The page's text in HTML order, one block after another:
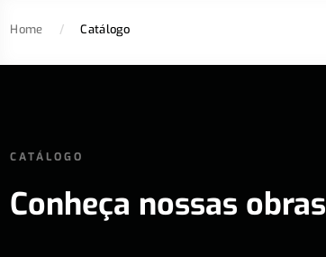
Home / Catálogo
CATÁLOGO
Conheça nossas obras